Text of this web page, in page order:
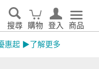
搜尋 購物 登入 商品
惠起 ▶了解更多